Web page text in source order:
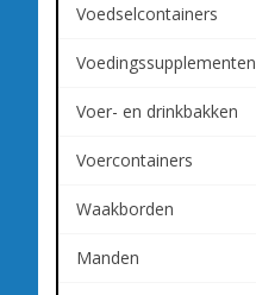
Voedselcontainers
Voedingssupplementen
Voer- en drinkbakken
Voercontainers
Waakborden
Manden